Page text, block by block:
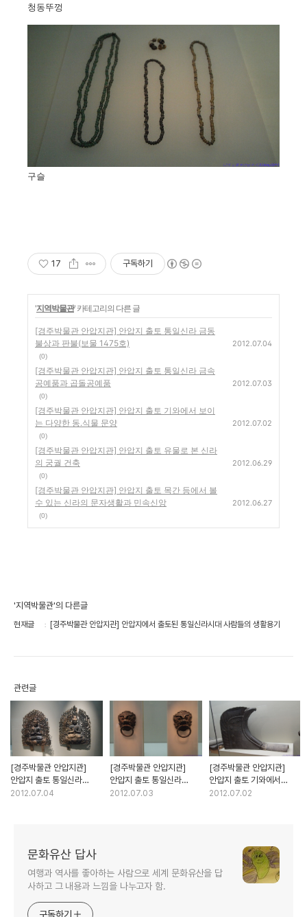
청동뚜껑
구슬
17 구독하기
'지역박물관' 카테고리의 다른 글
[경주박물관 안압지관] 안압지 출토 통일신라 금동
불상과 판불(보물 1475호)
(0)
2012.07.04
[경주박물관 안압지관] 안압지 출토 통일신라 금속
공예품과 곱돌공예품
(0)
2012.07.03
[경주박물관 안압지관] 안압지 출토 기와에서 보이
는 다양한 동.식물 문양
(0)
2012.07.02
[경주박물관 안압지관] 안압지 출토 유물로 본 신라
의 궁궐 건축
(0)
2012.06.29
[경주박물관 안압지관] 안압지 출토 목간 등에서 볼
수 있는 신라의 문자생활과 민속신앙
(0)
2012.06.27
'지역박물관'의 다른글
현재글 [경주박물관 안압지관] 안압지에서 출토된 통일신라시대 사람들의 생활용기
관련글
[경주박물관 안압지관]
안압지 출토 통일신라
금동불상과 판불(보물
2012.07.04
[경주박물관 안압지관]
안압지 출토 통일신라
금속공예품과 곱돌공예품
2012.07.03
[경주박물관 안압지관]
안압지 출토 기와에서
보이는 다양한 동.식물 문양
2012.07.02
문화유산 답사
여행과 역사를 좋아하는 사람으로 세계 문화유산을 답
사하고 그 내용과 느낌을 나누고자 함.
구독하기